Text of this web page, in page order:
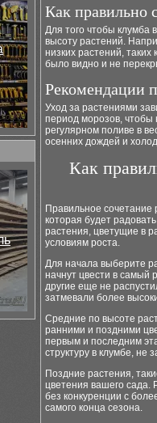
Как правильно
Для того чтобы клумба
высоту растений.
низких растений,
было видно и не
Рекомендации
Уход за растениями
период морозов, чтобы
регулярном поливе в
осенних дождей и
Как
Правильное сочетание
которая будет
растения, цветущие в
условиям роста.
Для начала выберите
начнут цвести в самый
другие еще не
затмевали более
Средние по высоте
ранними и поздними
первым и последним
структуру в клумбе, не
Поздние растения,
цветения вашего сада.
без конкуренции с
самого конца сезона.